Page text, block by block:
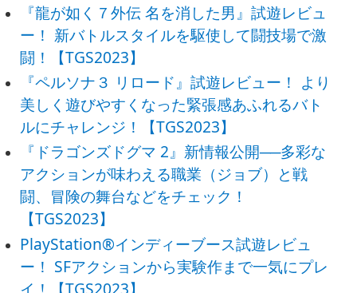
『龍が如く７外伝 名を消した男』試遊レビュ
ー！ 新バトルスタイルを駆使して闘技場で激
闘！【TGS2023】
『ペルソナ３ リロード』試遊レビュー！ より
美しく遊びやすくなった緊張感あふれるバト
ルにチャレンジ！【TGS2023】
『ドラゴンズドグマ 2』新情報公開──多彩な
アクションが味わえる職業（ジョブ）と戦
闘、冒険の舞台などをチェック！
【TGS2023】
PlayStation®インディーブース試遊レビュ
ー！ SFアクションから実験作まで一気にプレ
イ！【TGS2023】